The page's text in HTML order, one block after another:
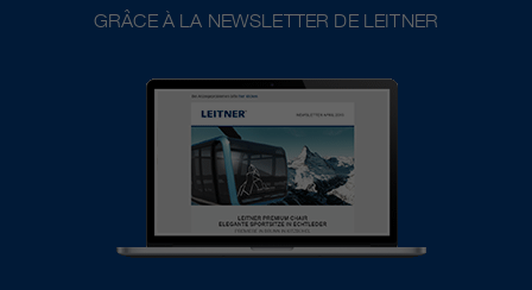
GRÂCE À LA NEWSLETTER DE LEITNER